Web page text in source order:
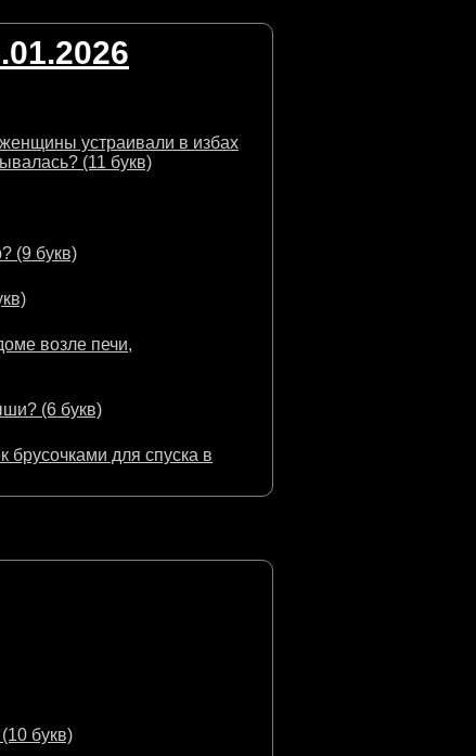
устраивали в избах
(11 букв)
(9 букв)
возле печи,
(6 букв)
брусочками для спуска в
букв)